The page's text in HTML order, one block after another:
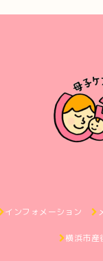
インフォメーション
横浜市産